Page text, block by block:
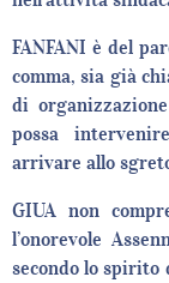
FANFANI è del
comma, sia già
di
possa
arrivare allo
GIUA non
l’onorevole
secondo lo spirito